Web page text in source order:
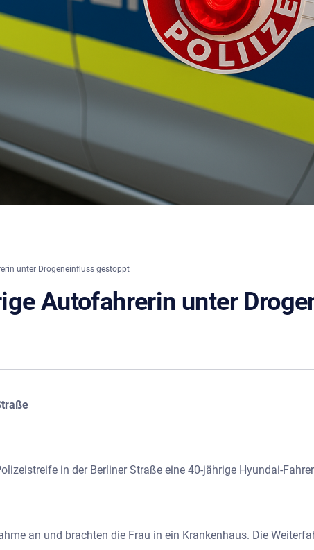
unter Drogeneinfluss gestoppt
Autofahrerin unter
in der Berliner Straße eine 40-jährige Hyundai-
an und brachten die Frau in ein Krankenhaus. Die